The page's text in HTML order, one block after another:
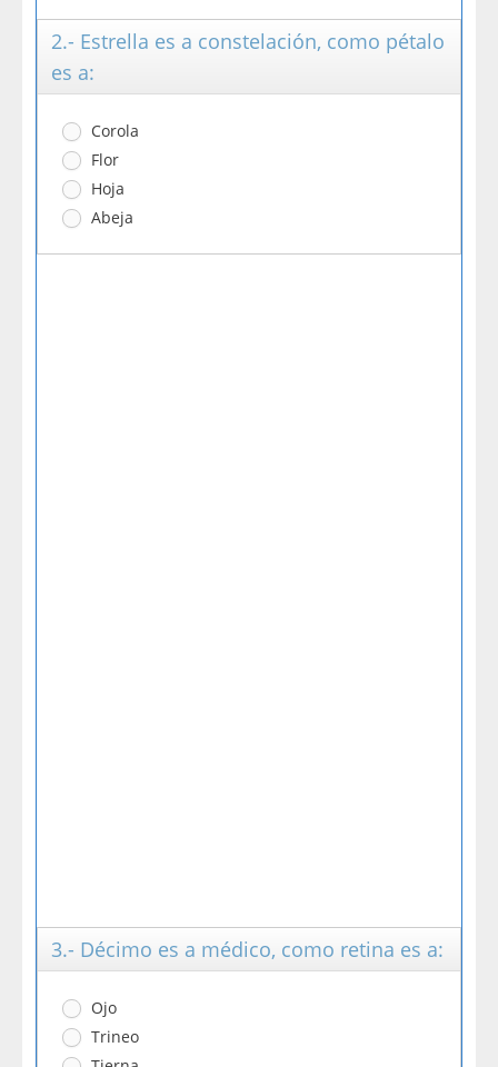
2.- Estrella es a constelación, como pétalo
es a:
Corola
Flor
Hoja
Abeja
3.- Décimo es a médico, como retina es a:
Ojo
Trineo